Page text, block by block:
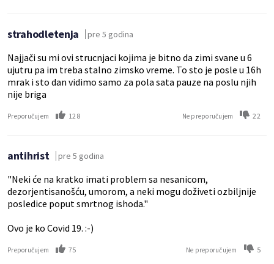
strahodletenja pre 5 godina
Najjači su mi ovi strucnjaci kojima je bitno da zimi svane u 6
ujutru pa im treba stalno zimsko vreme. To sto je posle u 16h
mrak i sto dan vidimo samo za pola sata pauze na poslu njih
nije briga
Preporučujem 128 Ne preporučujem 22
antihrist pre 5 godina
"Neki će na kratko imati problem sa nesanicom,
dezorjentisanošću, umorom, a neki mogu doživeti ozbiljnije
posledice poput smrtnog ishoda."
Ovo je ko Covid 19. :-)
Preporučujem 75 Ne preporučujem 5